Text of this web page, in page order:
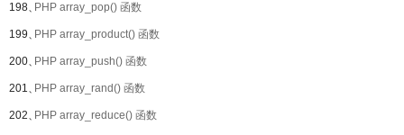
198、PHP array_pop() 函数
199、PHP array_product() 函数
200、PHP array_push() 函数
201、PHP array_rand() 函数
202、PHP array_reduce() 函数